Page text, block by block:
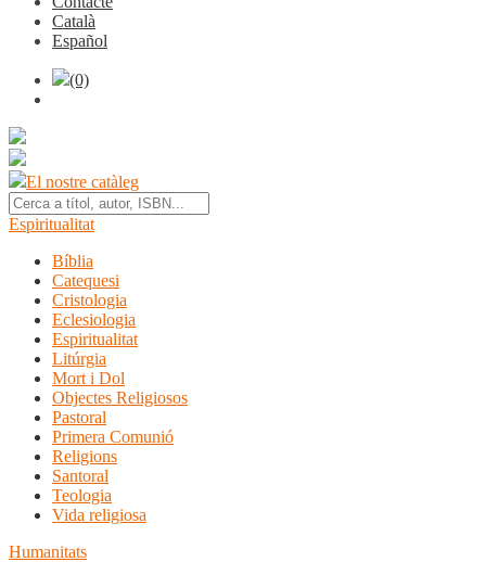
Català
Español
(0)
El nostre catàleg
Espiritualitat
Bíblia
Catequesi
Cristologia
Eclesiologia
Espiritualitat
Litúrgia
Mort i Dol
Objectes Religiosos
Pastoral
Primera Comunió
Religions
Santoral
Teologia
Vida religiosa
Humanitats